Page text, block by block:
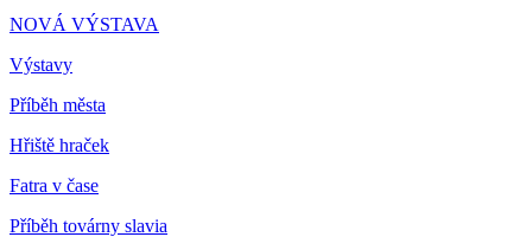
NOVÁ VÝSTAVA
Výstavy
Příběh města
Hřiště hraček
Fatra v čase
Příběh továrny slavia